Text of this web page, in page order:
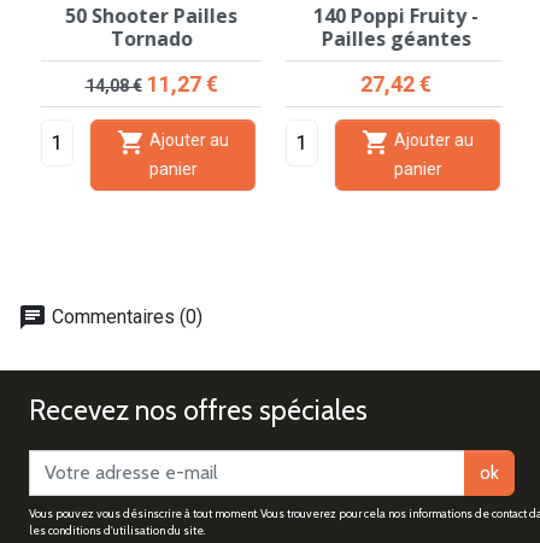
50 Shooter Pailles
Tornado
Prix de base
14,08 €Prix
11,27 €

panier
140 Poppi Fruity -
Pailles géantes
Prix
27,42 €

panier
chat Commentaires (0)
Recevez nos offres spéciales
ok
Vous pouvez vous désinscrire à tout moment. Vous trouverez pour cela nos informations de contact
les conditions d'utilisation du site.